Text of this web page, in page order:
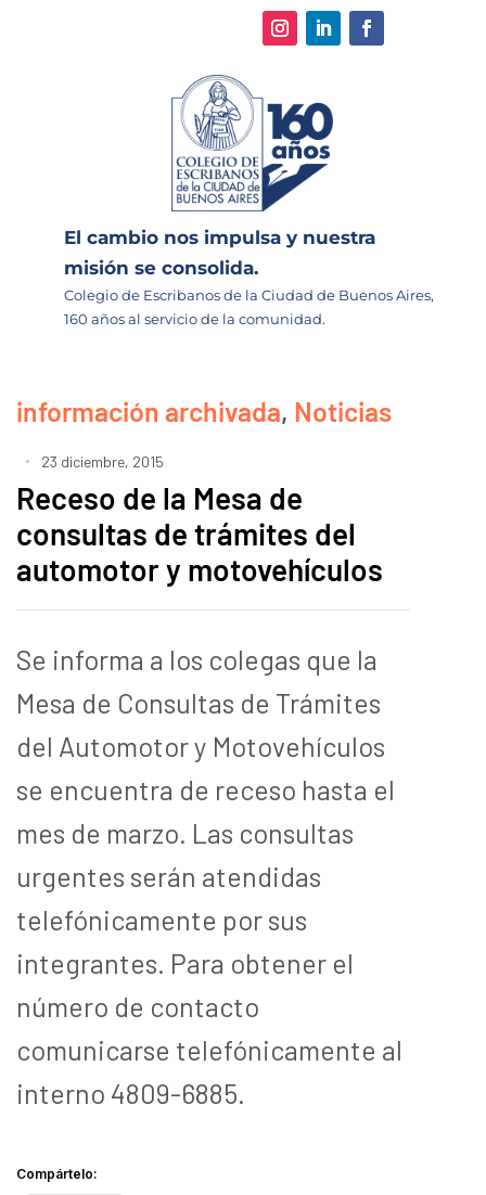
El cambio nos impulsa y nuestra
misión se consolida.
Colegio de Escribanos de la Ciudad de Buenos Aires,
160 años al servicio de la comunidad.
información archivada, Noticias
23 diciembre, 2015
Receso de la Mesa de
consultas de trámites del
automotor y motovehículos
Se informa a los colegas que la
Mesa de Consultas de Trámites
del Automotor y Motovehículos
se encuentra de receso hasta el
mes de marzo. Las consultas
urgentes serán atendidas
telefónicamente por sus
integrantes. Para obtener el
número de contacto
comunicarse telefónicamente al
interno 4809-6885.
Compártelo: